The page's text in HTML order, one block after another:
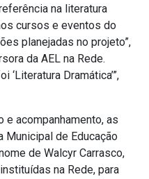
na literatura
cursos e eventos do
planejadas no projeto”,
da AEL na Rede.
‘Literatura Dramática’”,
e acompanhamento, as
Municipal de Educação
de Walcyr Carrasco,
na Rede, para